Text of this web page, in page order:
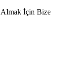
Almak İçin Bize